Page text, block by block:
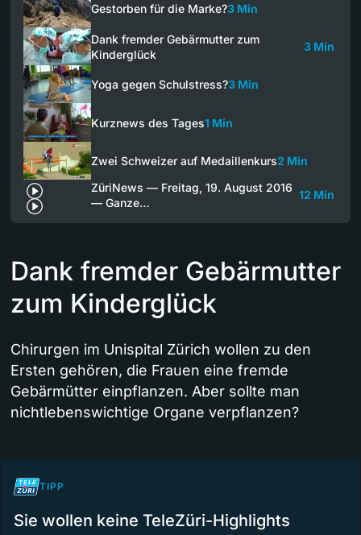
Gestorben für die Marke?3 Min
Dank fremder Gebärmutter zum
Kinderglück
3 Min
Yoga gegen Schulstress?3 Min
Kurznews des Tages1 Min
Zwei Schweizer auf Medaillenkurs2 Min
ZüriNews — Freitag, 19. August 2016
— Ganze…
12 Min
Dank fremder Gebärmutter
zum Kinderglück
Chirurgen im Unispital Zürich wollen zu den
Ersten gehören, die Frauen eine fremde
Gebärmütter einpflanzen. Aber sollte man
nichtlebenswichtige Organe verpflanzen?
TIPP
Sie wollen keine TeleZüri-Highlights